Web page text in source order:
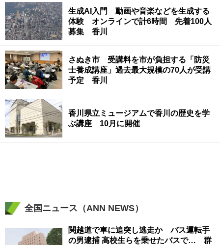
生成AI入門 動画や音楽などを生成する
体験 オンラインで計6時間 先着100人
募集 香川
さぬき市 受講料を市が負担する「防災
士養成講座」過去最大規模の70人が受講
予定 香川
香川県立ミュージアムで香川の歴史を学
ぶ講座 10月に開催
全国ニュース（ANN NEWS）
関越道で車に追突し逃走か バス運転手
の男逮捕 高校生らを乗せたバスで… 群